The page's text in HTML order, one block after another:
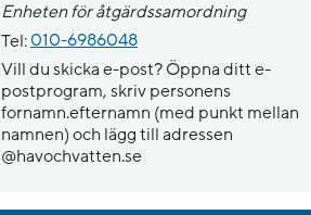
Enheten för åtgärdssamordning
Tel: 010-6986048
Vill du skicka e-post? Öppna ditt e-
postprogram, skriv personens
fornamn.efternamn (med punkt mellan
namnen) och lägg till adressen
@havochvatten.se